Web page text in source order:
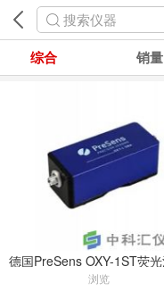
搜索仪器
综合 销量
浏览